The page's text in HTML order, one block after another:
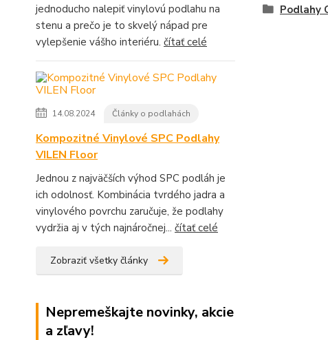
jednoducho nalepiť vinylovú podlahu na
stenu a prečo je to skvelý nápad pre
vylepšenie vášho interiéru. čítať celé
14.08.2024 Články o podlahách
Kompozitné Vinylové SPC Podlahy
VILEN Floor
Jednou z najväčších výhod SPC podláh je
ich odolnosť. Kombinácia tvrdého jadra a
vinylového povrchu zaručuje, že podlahy
vydržia aj v tých najnáročnej... čítať celé
Zobraziť všetky články
Nepremeškajte novinky, akcie
a zľavy!
Podlahy